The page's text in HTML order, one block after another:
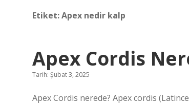
Etiket:Apex nedir kalp
Apex Cordis
Tarih: Şubat 3, 2025
Apex Cordis nerede? Apex cordis